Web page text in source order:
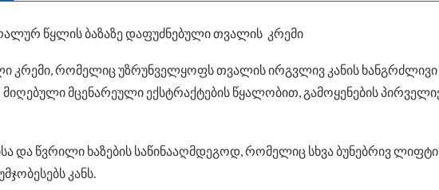
წყლის ბაზაზე დაფუძნებული თვალის კრემი
კრემი, რომელიც უზრუნველყოფს თვალის ირგვლივ კანის
მცენარეული ექსტრაქტების წყალობით, გამოყენების
და წვრილი ხაზების საწინააღმდეგოდ, რომელიც სხვა ბუნებრივ
კანს.